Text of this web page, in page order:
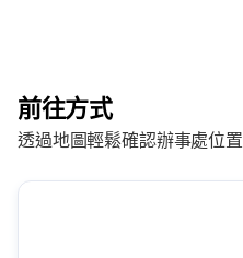
前往方式
透過地圖輕鬆確認辦事處位置